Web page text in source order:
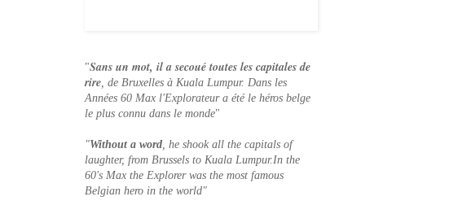
"Sans un mot, il a secoué toutes les capitales de
rire , de Bruxelles à Kuala Lumpur. Dans les
Années 60 Max l'Explorateur a été le héros belge
le plus connu dans le monde"
"Without a word , he shook all the capitals of
laughter, from Brussels to Kuala Lumpur.In the
60's Max the Explorer was the most famous
Belgian hero in the world"